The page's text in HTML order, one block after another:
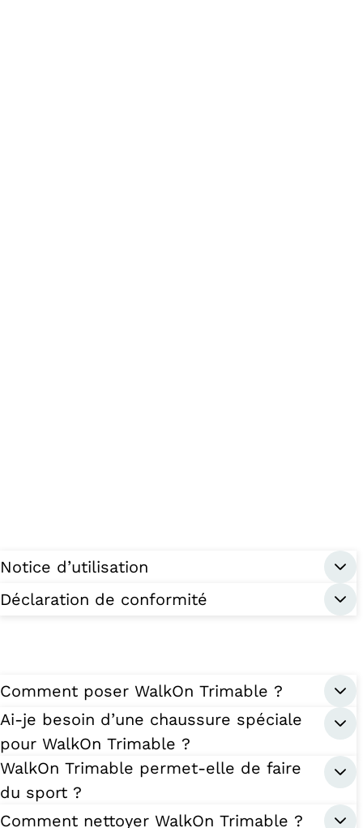
Notice d’utilisation
Déclaration de conformité
Comment poser WalkOn Trimable ?
Ai-je besoin d’une chaussure spéciale
pour WalkOn Trimable ?
WalkOn Trimable permet-elle de faire
du sport ?
Comment nettoyer WalkOn Trimable ?